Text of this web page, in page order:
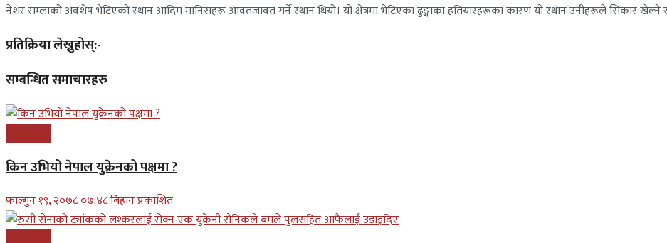
नेशर राम्लाको अवशेष भेटिएको स्थान आदिम मानिसहरू आवतजावत गर्ने स्थान थियो। यो क्षेत्रमा भेटिएका ढुङ्गाका हतियारहरूका कारण यो स्थान उनीहरूले सिकार
प्रतिक्रिया लेख्नुहोस्:-
सम्बन्धित समाचारहरु
किन उभियो नेपाल युक्रेनको पक्षमा ?
फाल्गुन १९, २०७८ ०७;४८ बिहान प्रकाशित